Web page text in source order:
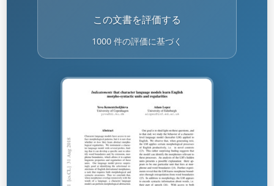
この文書を評価する
1000 件の評価に基づく